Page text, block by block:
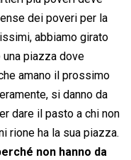
dei poveri per la
abbiamo girato
una piazza dove
amano il prossimo
si danno da
dare il pasto a chi non
rione ha la sua piazza.
non hanno da